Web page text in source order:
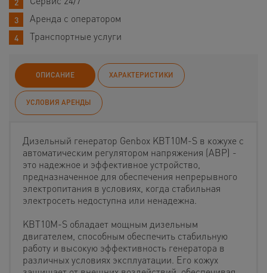
Аренда с оператором
Транспортные услуги
ОПИСАНИЕ ХАРАКТЕРИСТИКИ
УСЛОВИЯ АРЕНДЫ
Дизельный генератор Genbox KBT10M-S в кожухе с
автоматическим регулятором напряжения (АВР) -
это надежное и эффективное устройство,
предназначенное для обеспечения непрерывного
электропитания в условиях, когда стабильная
электросеть недоступна или ненадежна.
KBT10M-S обладает мощным дизельным
двигателем, способным обеспечить стабильную
работу и высокую эффективность генератора в
различных условиях эксплуатации. Его кожух